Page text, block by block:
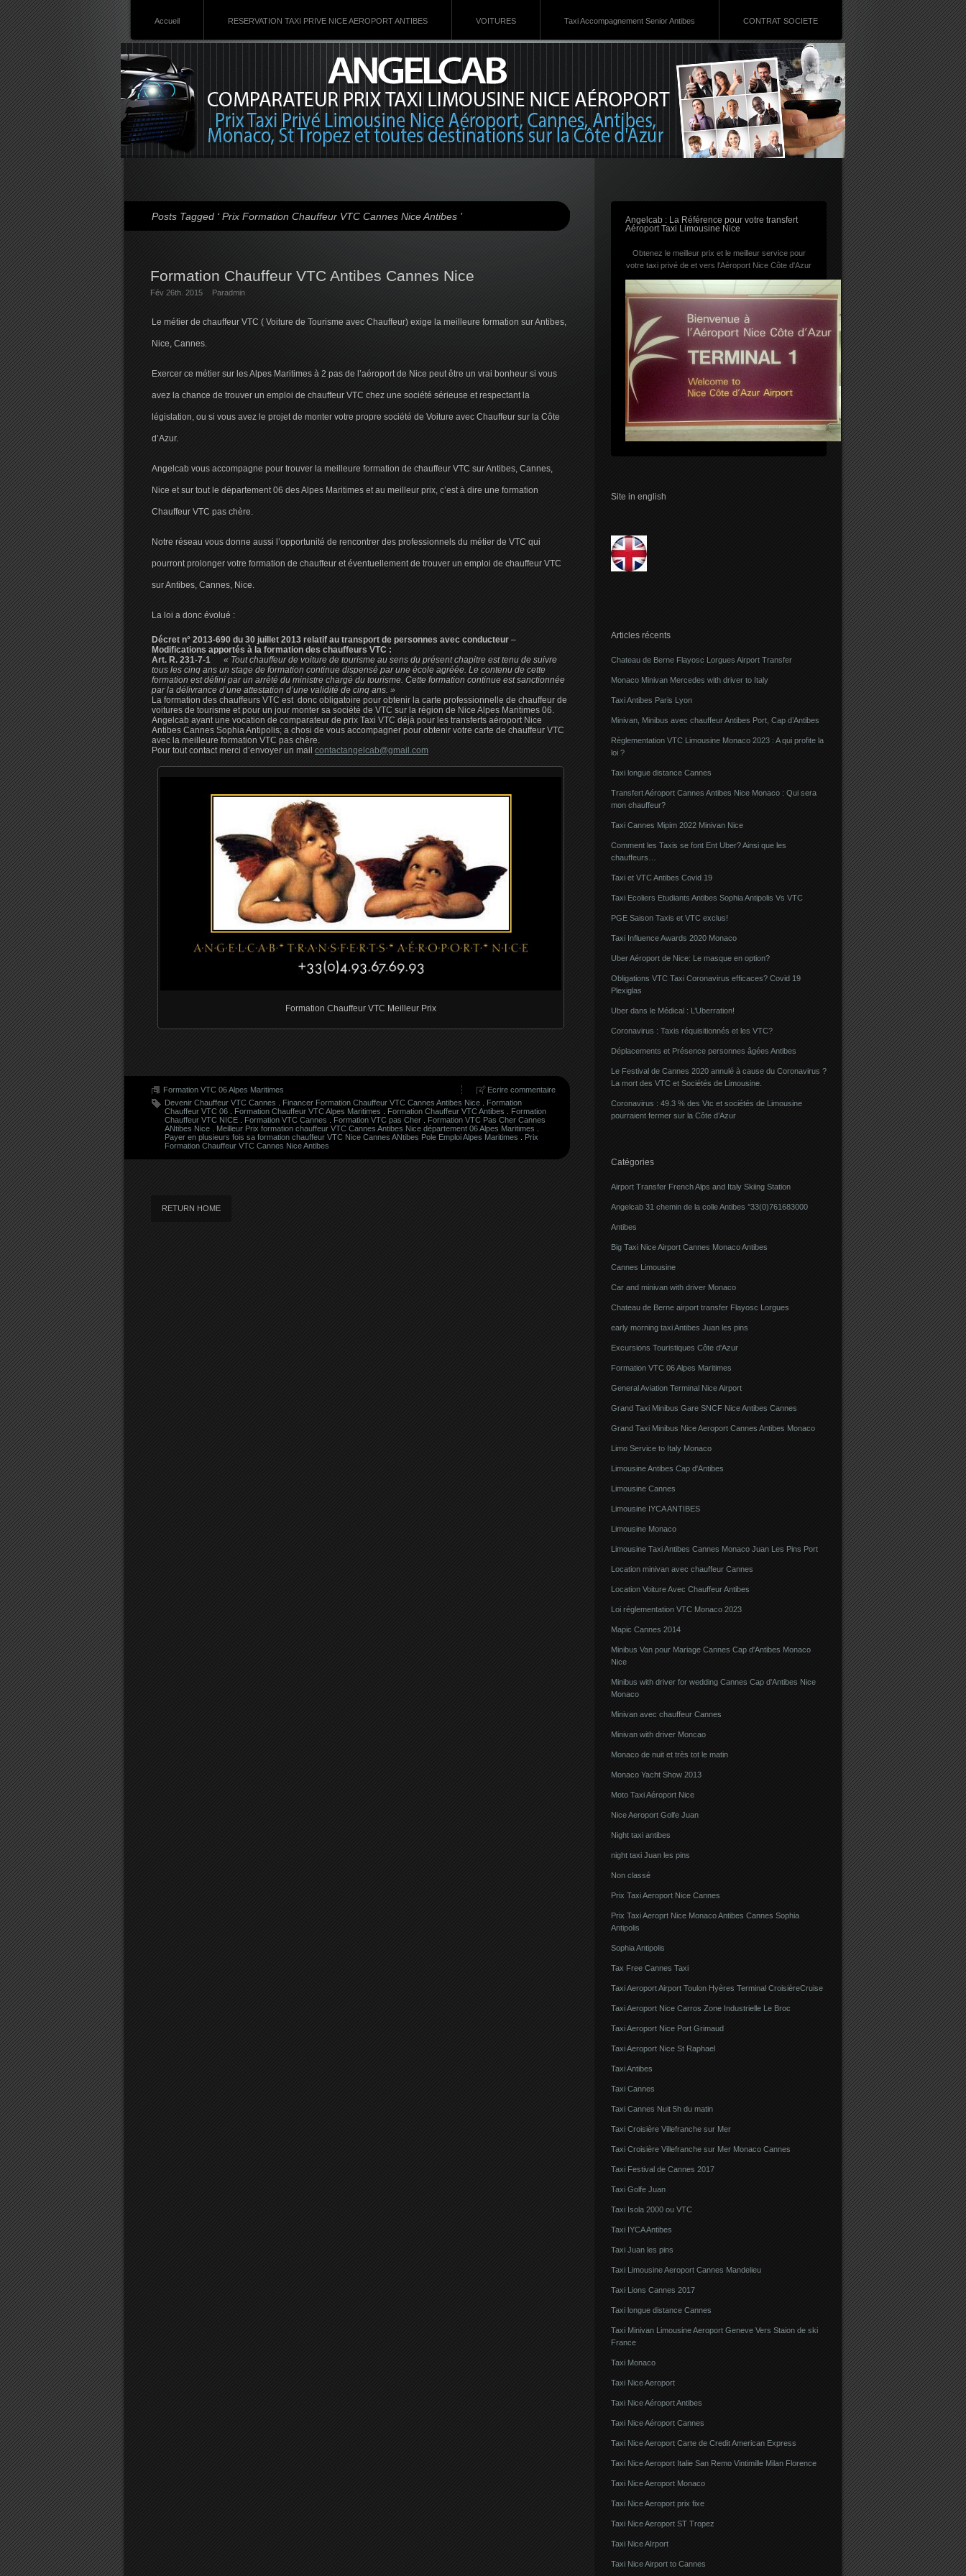
Accueil RESERVATION TAXI PRIVE NICE AEROPORT ANTIBES VOITURES Taxi Accompagnement Senior Antibes CONTRAT SOCIETE
RSS
Posts Tagged ‘ Prix Formation Chauffeur VTC Cannes Nice Antibes ’
Formation Chauffeur VTC Antibes Cannes Nice
Fév 26th. 2015 Paradmin
Le métier de chauffeur VTC ( Voiture de Tourisme avec Chauffeur) exige la meilleure formation sur Antibes,
Nice, Cannes.
Exercer ce métier sur les Alpes Maritimes à 2 pas de l’aéroport de Nice peut être un vrai bonheur si vous
avez la chance de trouver un emploi de chauffeur VTC chez une société sérieuse et respectant la
législation, ou si vous avez le projet de monter votre propre société de Voiture avec Chauffeur sur la Côte
d’Azur.
Angelcab vous accompagne pour trouver la meilleure formation de chauffeur VTC sur Antibes, Cannes,
Nice et sur tout le département 06 des Alpes Maritimes et au meilleur prix, c’est à dire une formation
Chauffeur VTC pas chère.
Notre réseau vous donne aussi l’opportunité de rencontrer des professionnels du métier de VTC qui
pourront prolonger votre formation de chauffeur et éventuellement de trouver un emploi de chauffeur VTC
sur Antibes, Cannes, Nice.
La loi a donc évolué :
Décret n° 2013-690 du 30 juillet 2013 relatif au transport de personnes avec conducteur –
Modifications apportés à la formation des chauffeurs VTC :
Art. R. 231-7-1
« Tout chauffeur de voiture de tourisme au sens du présent chapitre est tenu de suivre
tous les cinq ans un stage de formation continue dispensé par une école agréée. Le contenu de cette
formation est défini par un arrêté du ministre chargé du tourisme. Cette formation continue est sanctionnée
par la délivrance d’une attestation d’une validité de cinq ans. »
La formation des chauffeurs VTC est donc obligatoire pour obtenir la carte professionnelle de chauffeur de
voitures de tourisme et pour un jour monter sa société de VTC sur la région de Nice Alpes Maritimes 06.
Angelcab ayant une vocation de comparateur de prix Taxi VTC déjà pour les transferts aéroport Nice
Antibes Cannes Sophia Antipolis; a chosi de vous accompagner pour obtenir votre carte de chauffeur VTC
avec la meilleure formation VTC pas chère.
Pour tout contact merci d’envoyer un mail contactangelcab@gmail.com
Formation Chauffeur VTC Meilleur Prix
Ecrire commentaire
Formation VTC 06 Alpes Maritimes
Devenir Chauffeur VTC Cannes . Financer Formation Chauffeur VTC Cannes Antibes Nice . Formation
Chauffeur VTC 06 . Formation Chauffeur VTC Alpes Maritimes . Formation Chauffeur VTC Antibes . Formation
Chauffeur VTC NICE . Formation VTC Cannes . Formation VTC pas Cher . Formation VTC Pas Cher Cannes
ANtibes Nice . Meilleur Prix formation chauffeur VTC Cannes Antibes Nice département 06 Alpes Maritimes .
Payer en plusieurs fois sa formation chauffeur VTC Nice Cannes ANtibes Pole Emploi Alpes Maritimes . Prix
Formation Chauffeur VTC Cannes Nice Antibes
RETURN HOME
Angelcab : La Référence pour votre transfert
Aéroport Taxi Limousine Nice
Obtenez le meilleur prix et le meilleur service pour
votre taxi privé de et vers l'Aéroport Nice Côte d'Azur
Site in english
Articles récents
Chateau de Berne Flayosc Lorgues Airport Transfer
Monaco Minivan Mercedes with driver to Italy
Taxi Antibes Paris Lyon
Minivan, Minibus avec chauffeur Antibes Port, Cap d’Antibes
Règlementation VTC Limousine Monaco 2023 : A qui profite la
loi ?
Taxi longue distance Cannes
Transfert Aéroport Cannes Antibes Nice Monaco : Qui sera
mon chauffeur?
Taxi Cannes Mipim 2022 Minivan Nice
Comment les Taxis se font Ent Uber? Ainsi que les
chauffeurs…
Taxi et VTC Antibes Covid 19
Taxi Ecoliers Etudiants Antibes Sophia Antipolis Vs VTC
PGE Saison Taxis et VTC exclus!
Taxi Influence Awards 2020 Monaco
Uber Aéroport de Nice: Le masque en option?
Obligations VTC Taxi Coronavirus efficaces? Covid 19
Plexiglas
Uber dans le Médical : L’Uberration!
Coronavirus : Taxis réquisitionnés et les VTC?
Déplacements et Présence personnes âgées Antibes
Le Festival de Cannes 2020 annulé à cause du Coronavirus ?
La mort des VTC et Sociétés de Limousine.
Coronavirus : 49.3 % des Vtc et sociétés de Limousine
pourraient fermer sur la Côte d’Azur
Catégories
Airport Transfer French Alps and Italy Skiing Station
Angelcab 31 chemin de la colle Antibes °33(0)761683000
Antibes
Big Taxi Nice Airport Cannes Monaco Antibes
Cannes Limousine
Car and minivan with driver Monaco
Chateau de Berne airport transfer Flayosc Lorgues
early morning taxi Antibes Juan les pins
Excursions Touristiques Côte d'Azur
Formation VTC 06 Alpes Maritimes
General Aviation Terminal Nice Airport
Grand Taxi Minibus Gare SNCF Nice Antibes Cannes
Grand Taxi Minibus Nice Aeroport Cannes Antibes Monaco
Limo Service to Italy Monaco
Limousine Antibes Cap d'Antibes
Limousine Cannes
Limousine IYCA ANTIBES
Limousine Monaco
Limousine Taxi Antibes Cannes Monaco Juan Les Pins Port
Location minivan avec chauffeur Cannes
Location Voiture Avec Chauffeur Antibes
Loi réglementation VTC Monaco 2023
Mapic Cannes 2014
Minibus Van pour Mariage Cannes Cap d'Antibes Monaco
Nice
Minibus with driver for wedding Cannes Cap d'Antibes Nice
Monaco
Minivan avec chauffeur Cannes
Minivan with driver Moncao
Monaco de nuit et très tot le matin
Monaco Yacht Show 2013
Moto Taxi Aéroport Nice
Nice Aeroport Golfe Juan
Night taxi antibes
night taxi Juan les pins
Non classé
Prix Taxi Aeroport Nice Cannes
Prix Taxi Aeroprt Nice Monaco Antibes Cannes Sophia
Antipolis
Sophia Antipolis
Tax Free Cannes Taxi
Taxi Aeroport Airport Toulon Hyères Terminal CroisièreCruise
Taxi Aeroport Nice Carros Zone Industrielle Le Broc
Taxi Aeroport Nice Port Grimaud
Taxi Aeroport Nice St Raphael
Taxi Antibes
Taxi Cannes
Taxi Cannes Nuit 5h du matin
Taxi Croisière Villefranche sur Mer
Taxi Croisière Villefranche sur Mer Monaco Cannes
Taxi Festival de Cannes 2017
Taxi Golfe Juan
Taxi Isola 2000 ou VTC
Taxi IYCA Antibes
Taxi Juan les pins
Taxi Limousine Aeroport Cannes Mandelieu
Taxi Lions Cannes 2017
Taxi longue distance Cannes
Taxi Minivan Limousine Aeroport Geneve Vers Staion de ski
France
Taxi Monaco
Taxi Nice Aeroport
Taxi Nice Aéroport Antibes
Taxi Nice Aéroport Cannes
Taxi Nice Aeroport Carte de Credit American Express
Taxi Nice Aeroport Italie San Remo Vintimille Milan Florence
Taxi Nice Aeroport Monaco
Taxi Nice Aeroport prix fixe
Taxi Nice Aeroport ST Tropez
Taxi Nice AIrport
Taxi Nice Airport to Cannes